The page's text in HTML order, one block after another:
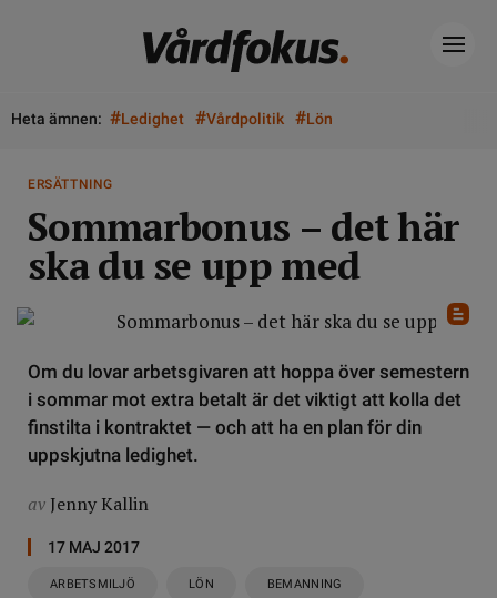
Heta ämnen: #Ledighet #Vårdpolitik #Lön
ERSÄTTNING
Sommarbonus – det här
ska du se upp med
Om du lovar arbetsgivaren att hoppa över semestern
i sommar mot extra betalt är det viktigt att kolla det
finstilta i kontraktet — och att ha en plan för din
uppskjutna ledighet.
av Jenny Kallin
17 MAJ 2017
ARBETSMILJÖ LÖN BEMANNING